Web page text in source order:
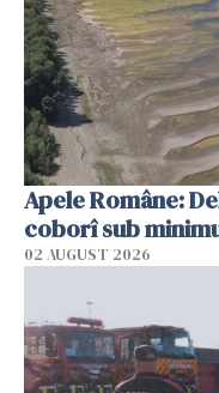
Apele Române:
coborî sub
02 AUGUST 2026